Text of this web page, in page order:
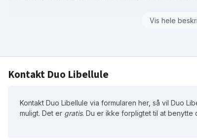
Vis hele
Kontakt Duo Libellule
Kontakt Duo Libellule via formularen her, så vil Duo
muligt. Det er gratis. Du er ikke forpligtet til at benytte